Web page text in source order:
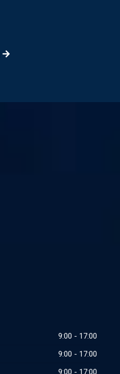
9:00 - 17:00
9:00 - 17:00
9:00 - 17:00